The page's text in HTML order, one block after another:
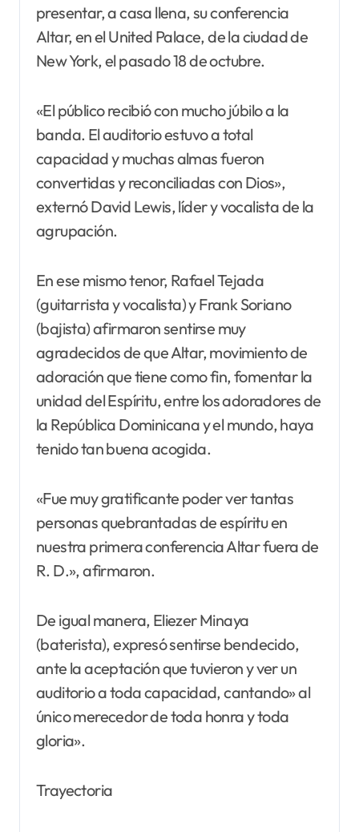
presentar, a casa llena, su conferencia
Altar, en el United Palace, de la ciudad de
New York, el pasado 18 de octubre.
«El público recibió con mucho júbilo a la
banda. El auditorio estuvo a total
capacidad y muchas almas fueron
convertidas y reconciliadas con Dios»,
externó David Lewis, líder y vocalista de la
agrupación.
En ese mismo tenor, Rafael Tejada
(guitarrista y vocalista) y Frank Soriano
(bajista) afirmaron sentirse muy
agradecidos de que Altar, movimiento de
adoración que tiene como fin, fomentar la
unidad del Espíritu, entre los adoradores de
la República Dominicana y el mundo, haya
tenido tan buena acogida.
«Fue muy gratificante poder ver tantas
personas quebrantadas de espíritu en
nuestra primera conferencia Altar fuera de
R. D.», afirmaron.
De igual manera, Eliezer Minaya
(baterista), expresó sentirse bendecido,
ante la aceptación que tuvieron y ver un
auditorio a toda capacidad, cantando» al
único merecedor de toda honra y toda
gloria».
Trayectoria